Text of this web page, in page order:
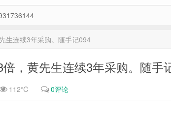
生连续3年采购。随手记094
，黄先生连续3年采购。随手
112℃ 0评论